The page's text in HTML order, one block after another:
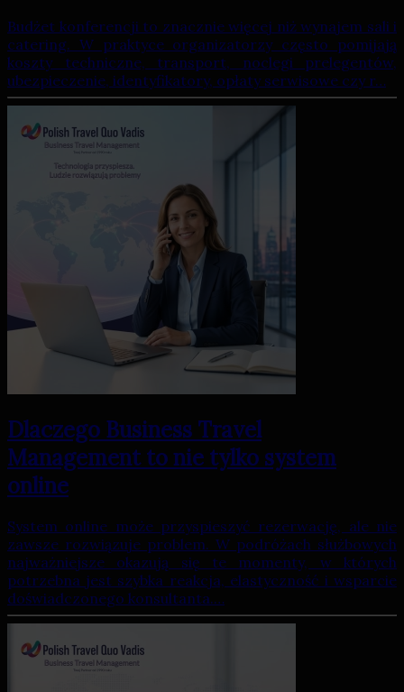
Budżet konferencji to znacznie więcej niż wynajem sali i
catering. W praktyce organizatorzy często pomijają
koszty techniczne, transport, noclegi prelegentów,
ubezpieczenie, identyfikatory, opłaty serwisowe czy r…
Dlaczego Business Travel
Management to nie tylko system
online
System online może przyspieszyć rezerwację, ale nie
zawsze rozwiązuje problem. W podróżach służbowych
najważniejsze okazują się te momenty, w których
potrzebna jest szybka reakcja, elastyczność i wsparcie
doświadczonego konsultanta.…